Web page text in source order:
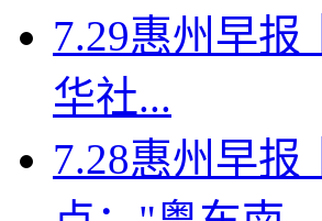
7.29惠州早报
华社...
7.28惠州早报